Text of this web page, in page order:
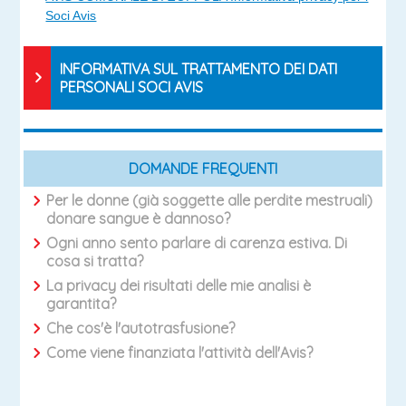
Soci Avis
INFORMATIVA SUL TRATTAMENTO DEI DATI
PERSONALI SOCI AVIS
DOMANDE FREQUENTI
Per le donne (già soggette alle perdite mestruali)
donare sangue è dannoso?
Ogni anno sento parlare di carenza estiva. Di
cosa si tratta?
La privacy dei risultati delle mie analisi è
garantita?
Che cos'è l'autotrasfusione?
Come viene finanziata l'attività dell'Avis?